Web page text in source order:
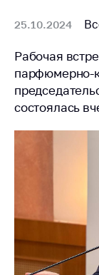
25.10.2024
Рабочая
парфюмерно-
состоялась